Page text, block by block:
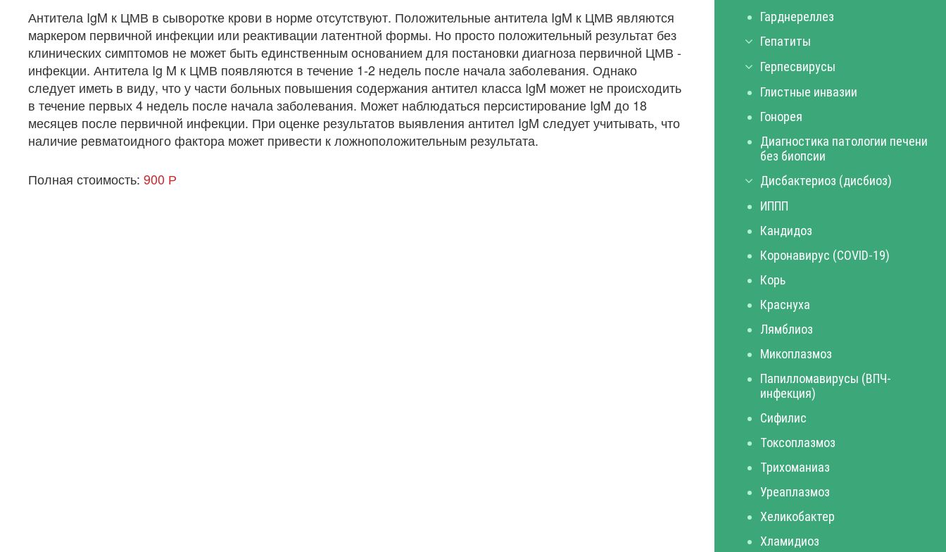
Антитела IgM к ЦМВ в сыворотке крови в норме отсутствуют. Положительные антитела IgM к ЦМВ являются
маркером первичной инфекции или реактивации латентной формы. Но просто положительный результат без
клинических симптомов не может быть единственным основанием для постановки диагноза первичной ЦМВ -
инфекции. Антитела Ig M к ЦМВ появляются в течение 1-2 недель после начала заболевания. Однако
следует иметь в виду, что у части больных повышения содержания антител класса IgM может не происходить
в течение первых 4 недель после начала заболевания. Может наблюдаться персистирование IgM до 18
месяцев после первичной инфекции. При оценке результатов выявления антител IgM следует учитывать, что
наличие ревматоидного фактора может привести к ложноположительным результата.
Полная стоимость: 900 Р
Гарднереллез
Гепатиты
Герпесвирусы
Глистные инвазии
Гонорея
Диагностика патологии печени
без биопсии
Дисбактериоз (дисбиоз)
ИППП
Кандидоз
Коронавирус (COVID-19)
Корь
Краснуха
Лямблиоз
Микоплазмоз
Папилломавирусы (ВПЧ-
инфекция)
Сифилис
Токсоплазмоз
Трихоманиаз
Уреаплазмоз
Хеликобактер
Хламидиоз